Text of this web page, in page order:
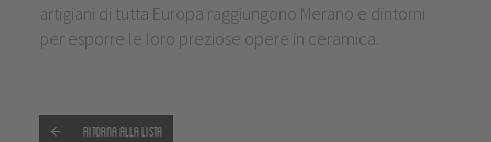
artigiani di tutta Europa raggiungono Merano e dintorni
per esporre le loro preziose opere in ceramica.
Ritorna alla lista